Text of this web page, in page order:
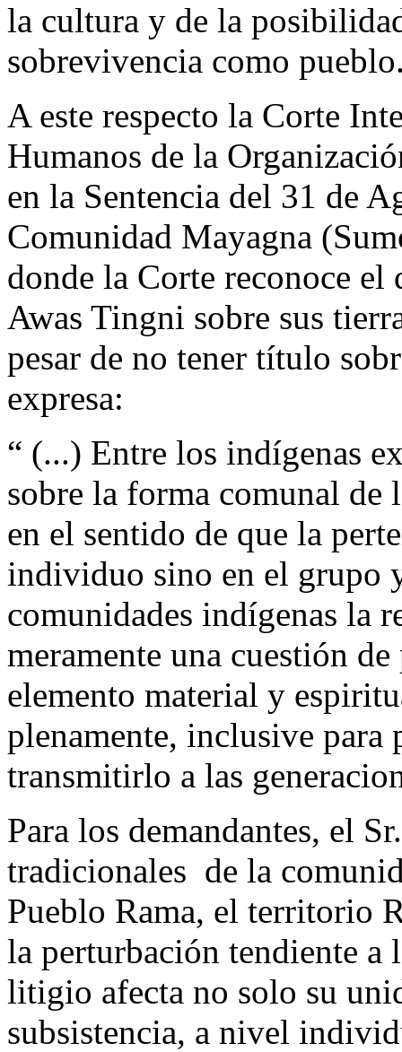
la cultura y de la
sobrevivencia como
A este respecto la Corte
Humanos de la
en la Sentencia del 31 de
Comunidad Mayagna
donde la Corte reconoce el
Awas Tingni sobre sus
pesar de no tener título
expresa:
“ (...) Entre los indígenas
sobre la forma comunal de
en el sentido de que la
individuo sino en el grupo
comunidades indígenas la
meramente una cuestión
elemento material y
plenamente, inclusive para
transmitirlo a las
Para los demandantes, el
tradicionales de la
Pueblo Rama, el territorio
la perturbación tendiente a
litigio afecta no solo su
subsistencia, a nivel